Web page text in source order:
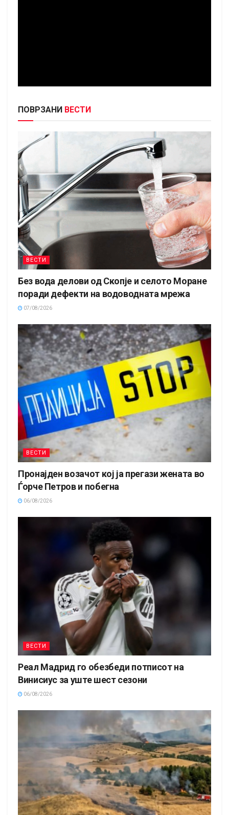
ПОВРЗАНИ ВЕСТИ
ВЕСТИ
Без вода делови од Скопје и селото Моране
поради дефекти на водоводната мрежа
07/08/2026
ВЕСТИ
Пронајден возачот кој ја прегази жената во
Ѓорче Петров и побегна
06/08/2026
ВЕСТИ
Реал Мадрид го обезбеди потписот на
Винисиус за уште шест сезони
06/08/2026